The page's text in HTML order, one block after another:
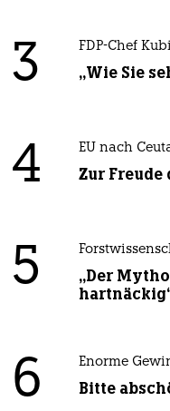
3 FDP-Chef
„Wie Sie
4 EU nach
Zur
5
„Der
6 Enorme
Bitte